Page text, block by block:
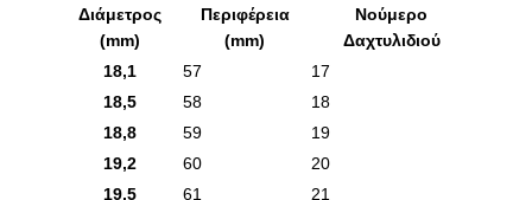
Διάμετρος
(mm)
Περιφέρεια
(mm)
Νούμερο
Δαχτυλιδιού
18,1
57
17
18,5
58
18
18,8
59
19
19,2
60
20
19,5
61 21